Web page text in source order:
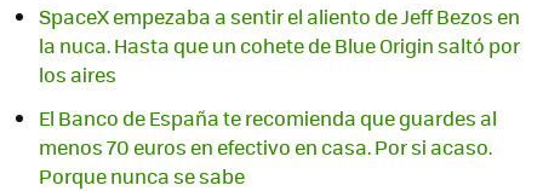
SpaceX empezaba a sentir el aliento de Jeff Bezos en
la nuca. Hasta que un cohete de Blue Origin saltó por
los aires
El Banco de España te recomienda que guardes al
menos 70 euros en efectivo en casa. Por si acaso.
Porque nunca se sabe